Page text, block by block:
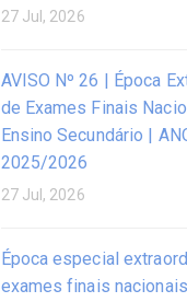
27 Jul, 2026
AVISO Nº 26 | Época
de Exames Finais
Ensino Secundário |
2025/2026
27 Jul, 2026
Época especial
exames finais